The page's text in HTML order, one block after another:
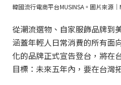
韓國流行電商平台MUSINSA。圖片來源｜
從潮流選物、自家服飾品牌到
涵蓋年輕人日常消費的所有面
化的品牌正式宣告登台，將在
目標：未來五年內，要在台灣